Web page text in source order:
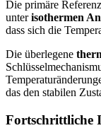
Die primäre
unterisothermen
dass sich die
Die überlegene
das den stabilen
Fortschrittliche